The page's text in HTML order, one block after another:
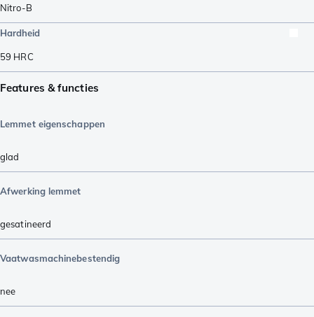
Nitro-B
Hardheid
59 HRC
Features & functies
Lemmet eigenschappen
glad
Afwerking lemmet
gesatineerd
Vaatwasmachinebestendig
nee